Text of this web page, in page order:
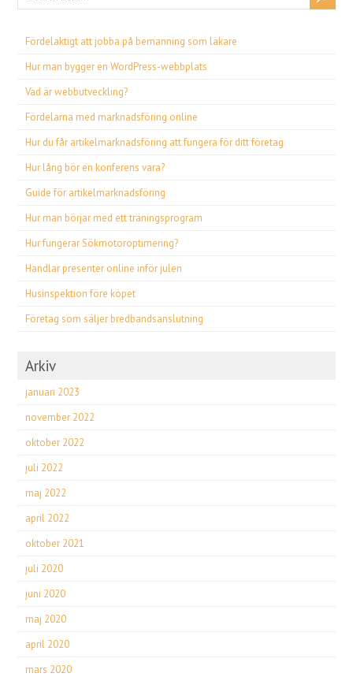
Fördelaktigt att jobba på bemanning som läkare
Hur man bygger en WordPress-webbplats
Vad är webbutveckling?
Fördelarna med marknadsföring online
Hur du får artikelmarknadsföring att fungera för ditt företag
Hur lång bör en konferens vara?
Guide för artikelmarknadsföring
Hur man börjar med ett träningsprogram
Hur fungerar Sökmotoroptimering?
Handlar presenter online inför julen
Husinspektion före köpet
Företag som säljer bredbandsanslutning
Arkiv
januari 2023
november 2022
oktober 2022
juli 2022
maj 2022
april 2022
oktober 2021
juli 2020
juni 2020
maj 2020
april 2020
mars 2020